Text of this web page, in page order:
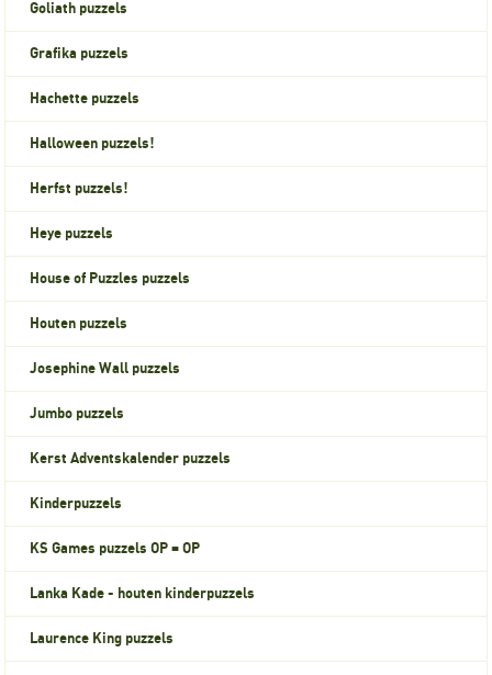
Goliath puzzels
Grafika puzzels
Hachette puzzels
Halloween puzzels!
Herfst puzzels!
Heye puzzels
House of Puzzles puzzels
Houten puzzels
Josephine Wall puzzels
Jumbo puzzels
Kerst Adventskalender puzzels
Kinderpuzzels
KS Games puzzels OP = OP
Lanka Kade - houten kinderpuzzels
Laurence King puzzels